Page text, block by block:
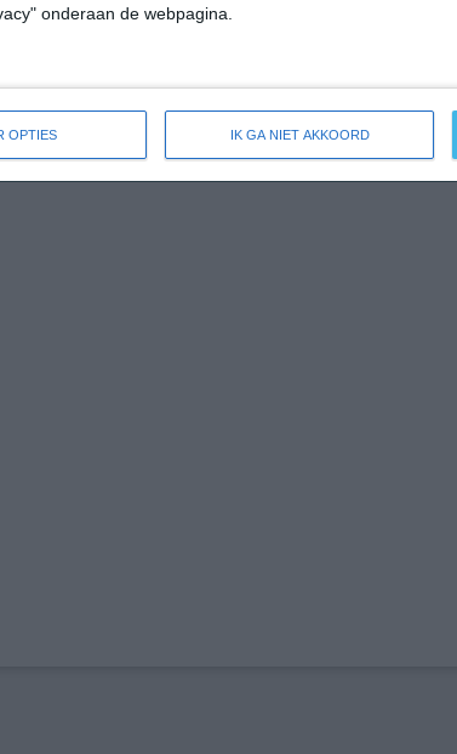
onderaan de webpagina.
OPTIES IK GA NIET AKKOORD
weersverwachting voor Emtinghausen